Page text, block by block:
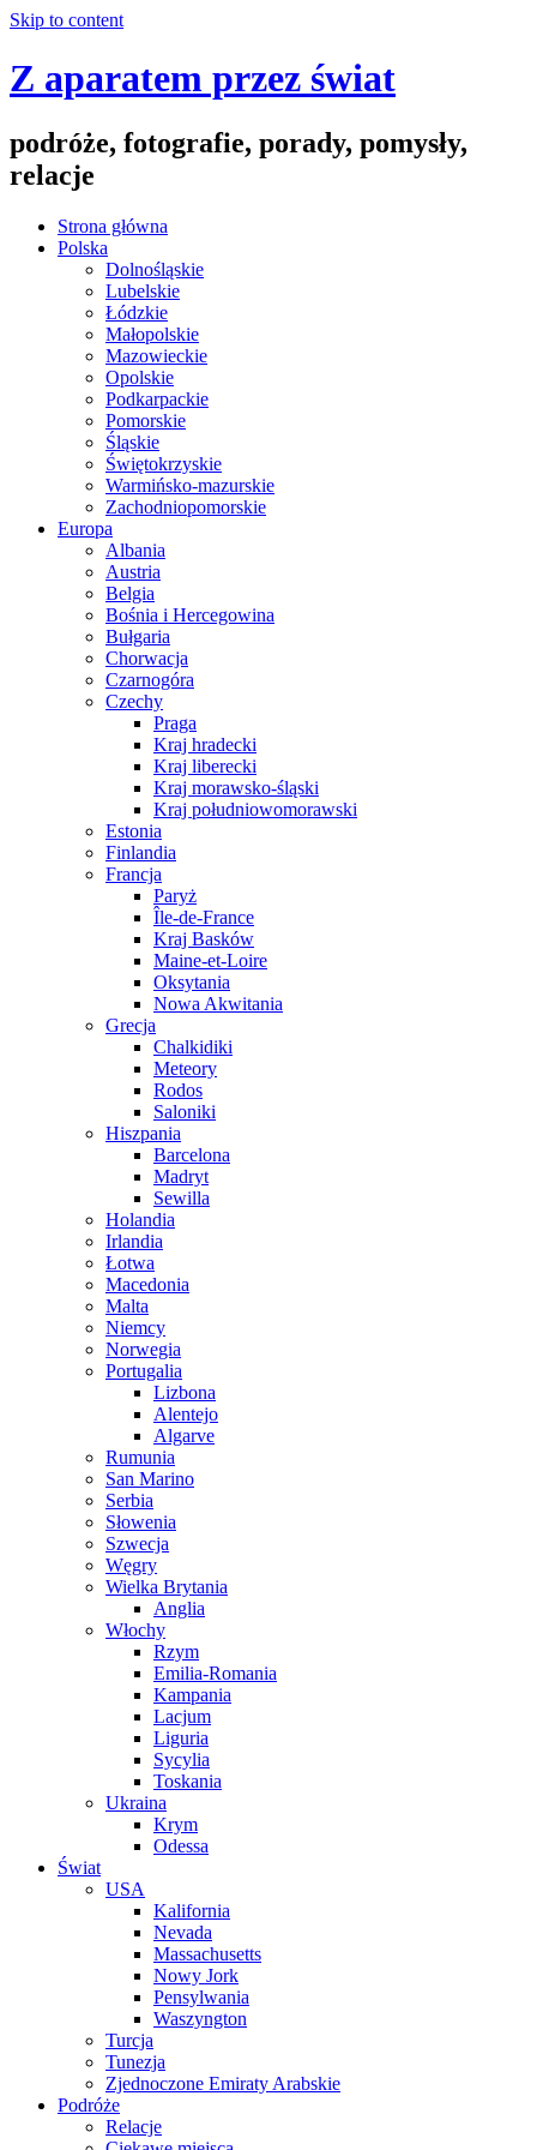
Skip to content
Z aparatem przez świat
podróże, fotografie, porady, pomysły,
relacje
Strona główna
Polska
Dolnośląskie
Lubelskie
Łódzkie
Małopolskie
Mazowieckie
Opolskie
Podkarpackie
Pomorskie
Śląskie
Świętokrzyskie
Warmińsko-mazurskie
Zachodniopomorskie
Europa
Albania
Austria
Belgia
Bośnia i Hercegowina
Bułgaria
Chorwacja
Czarnogóra
Czechy
Praga
Kraj hradecki
Kraj liberecki
Kraj morawsko-śląski
Kraj południowomorawski
Estonia
Finlandia
Francja
Paryż
Île-de-France
Kraj Basków
Maine-et-Loire
Oksytania
Nowa Akwitania
Grecja
Chalkidiki
Meteory
Rodos
Saloniki
Hiszpania
Barcelona
Madryt
Sewilla
Holandia
Irlandia
Łotwa
Macedonia
Malta
Niemcy
Norwegia
Portugalia
Lizbona
Alentejo
Algarve
Rumunia
San Marino
Serbia
Słowenia
Szwecja
Węgry
Wielka Brytania
Anglia
Włochy
Rzym
Emilia-Romania
Kampania
Lacjum
Liguria
Sycylia
Toskania
Ukraina
Krym
Odessa
Świat
USA
Kalifornia
Nevada
Massachusetts
Nowy Jork
Pensylwania
Waszyngton
Turcja
Tunezja
Zjednoczone Emiraty Arabskie
Podróże
Relacje